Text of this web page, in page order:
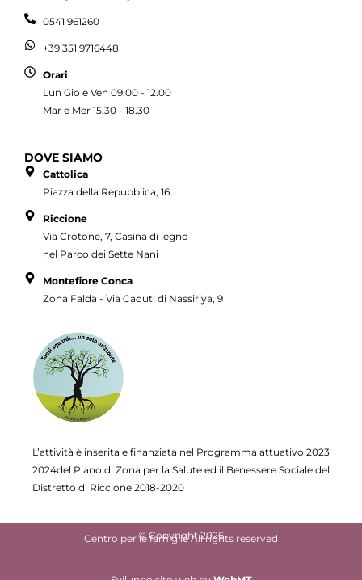
0541 961260
+39 351 9716448
Orari
Lun Gio e Ven 09.00 - 12.00
Mar e Mer 15.30 - 18.30
DOVE SIAMO
Cattolica
Piazza della Repubblica, 16
Riccione
Via Crotone, 7, Casina di legno
nel Parco dei Sette Nani
Montefiore Conca
Zona Falda - Via Caduti di Nassiriya, 9
L’attività è inserita e finanziata nel Programma attuativo 2023
2024del Piano di Zona per la Salute ed il Benessere Sociale del
Distretto di Riccione 2018-2020
© Copyright 2026
Centro per le famiglie All rights reserved